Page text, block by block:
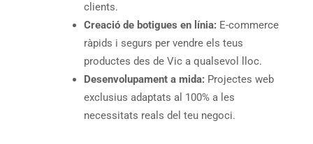
clients.
Creació de botigues en línia:E-commerce
ràpids i segurs per vendre els teus
productes des de Vic a qualsevol lloc.
Desenvolupament a mida:Projectes web
exclusius adaptats al 100% a les
necessitats reals del teu negoci.